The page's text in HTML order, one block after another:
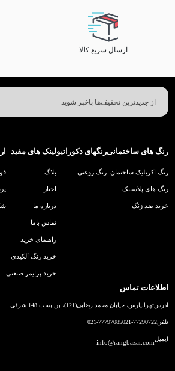
ارسال سریع کالا
رنگ های ساختمانی
رنگ اکریلیک ساختمان
رنگ های پلاستیک
خرید ضد زنگ
رنگهای دکوراتیو
رنگ روغنی
لینک های مفید
بلاگ
اخبار
درباره ما
تماس باما
راهنمای خرید
خرید رنگ آلکیدی
خرید پرایمر صنعتی
اطلاعات تماس
آدرستهرانپارس، خیابان محمد رضایی(121)، بن بست 148 شرقی
تلفن021-77290722
021-77797085
ایمیلinfo@rangbazar.com